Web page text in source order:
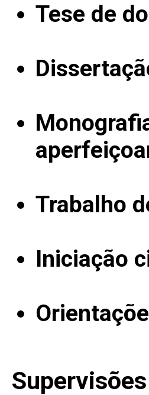
Tese de
Trabalho
Iniciação